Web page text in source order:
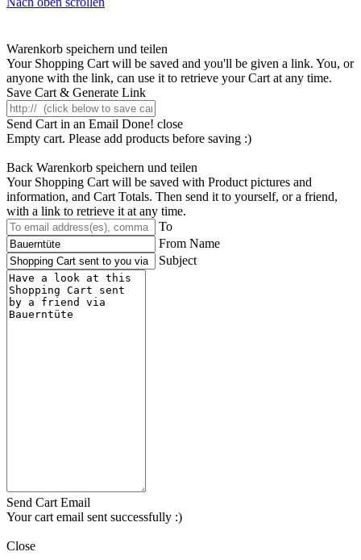
Warenkorb speichern und teilen
Your Shopping Cart will be saved and you'll be given a link. You, or
anyone with the link, can use it to retrieve your Cart at any time.
Save Cart & Generate Link
Send Cart in an Email Done! close
Empty cart. Please add products before saving :)
Back Warenkorb speichern und teilen
Your Shopping Cart will be saved with Product pictures and
information, and Cart Totals. Then send it to yourself, or a friend,
with a link to retrieve it at any time.
To
From Name
Subject
Send Cart Email
Your cart email sent successfully :)
Close